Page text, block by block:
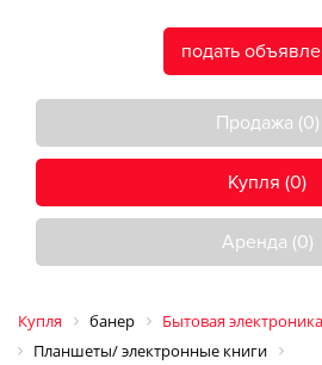
подать
Продажа (0)
Купля (0)
Аренда (0)
Купля банер
Бытовая электроника
Планшеты/ электронные книги